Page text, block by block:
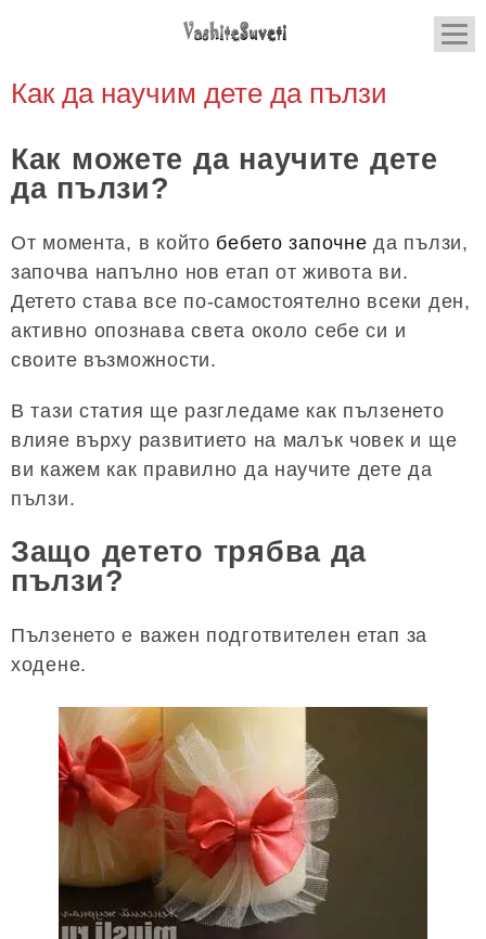
Как да научим дете да пълзи
Как можете да научите дете
да пълзи?
От момента, в който бебето започне да пълзи,
започва напълно нов етап от живота ви.
Детето става все по-самостоятелно всеки ден,
активно опознава света около себе си и
своите възможности.
В тази статия ще разгледаме как пълзенето
влияе върху развитието на малък човек и ще
ви кажем как правилно да научите дете да
пълзи.
Защо детето трябва да
пълзи?
Пълзенето е важен подготвителен етап за
ходене.